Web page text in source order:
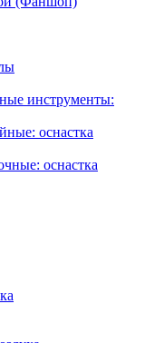
инструменты:
оснастка
оснастка